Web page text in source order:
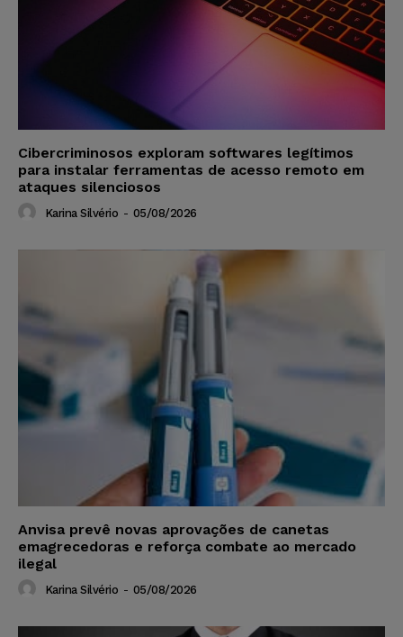
Cibercriminosos exploram softwares legítimos
para instalar ferramentas de acesso remoto em
ataques silenciosos
Karina Silvério - 05/08/2026
Anvisa prevê novas aprovações de canetas
emagrecedoras e reforça combate ao mercado
ilegal
Karina Silvério - 05/08/2026